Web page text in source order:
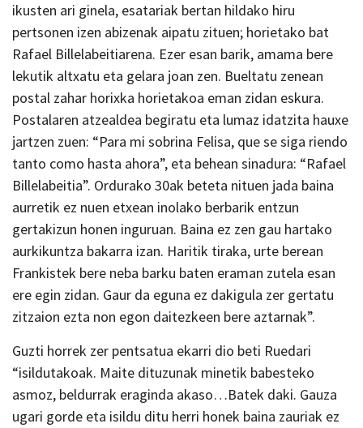
ikusten ari ginela, esatariak bertan hildako hiru
pertsonen izen abizenak aipatu zituen; horietako bat
Rafael Billelabeitiarena. Ezer esan barik, amama bere
lekutik altxatu eta gelara joan zen. Bueltatu zenean
postal zahar horixka horietakoa eman zidan eskura.
Postalaren atzealdea begiratu eta lumaz idatzita hauxe
jartzen zuen: “Para mi sobrina Felisa, que se siga riendo
tanto como hasta ahora”, eta behean sinadura: “Rafael
Billelabeitia”. Ordurako 30ak beteta nituen jada baina
aurretik ez nuen etxean inolako berbarik entzun
gertakizun honen inguruan. Baina ez zen gau hartako
aurkikuntza bakarra izan. Haritik tiraka, urte berean
Frankistek bere neba barku baten eraman zutela esan
ere egin zidan. Gaur da eguna ez dakigula zer gertatu
zitzaion ezta non egon daitezkeen bere aztarnak”.
Guzti horrek zer pentsatua ekarri dio beti Ruedari
“isildutakoak. Maite dituzunak minetik babesteko
asmoz, beldurrak eraginda akaso…Batek daki. Gauza
ugari gorde eta isildu ditu herri honek baina zauriak ez